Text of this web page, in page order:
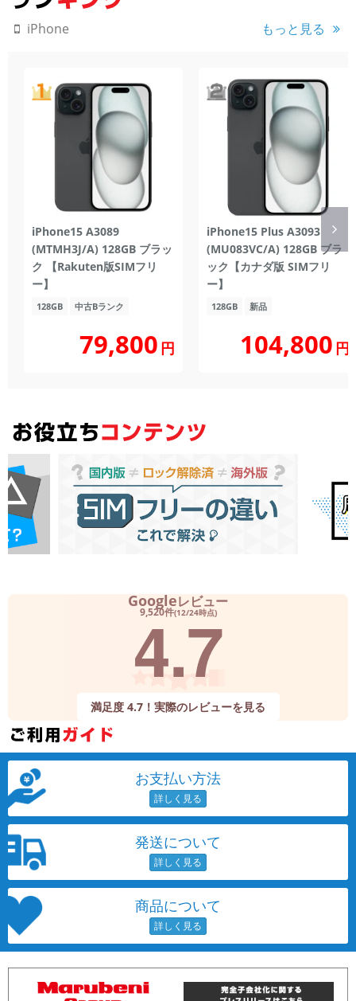
iPhone もっと見る
iPhone15 A3089
(MTMH3J/A) 128GB ブラッ
ク 【Rakuten版SIMフリ
ー】
128GB 中古Bランク
79,800円
iPhone15 Plus A3093
(MU083VC/A) 128GB ブラ
ック【カナダ版 SIMフリ
ー】
128GB 新品
104,800円
Googleレビュー
9,520件(12/24時点)
4.7
満足度 4.7！実際のレビューを見る
お支払い方法
発送について
商品について